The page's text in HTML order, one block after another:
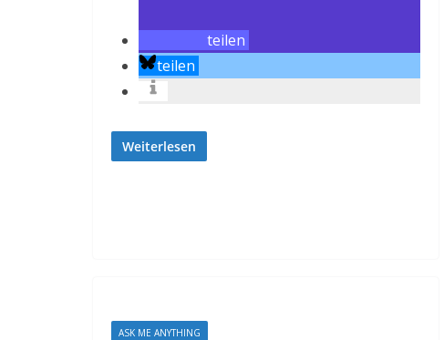
teilen
teilen
Weiterlesen
ASK ME ANYTHING